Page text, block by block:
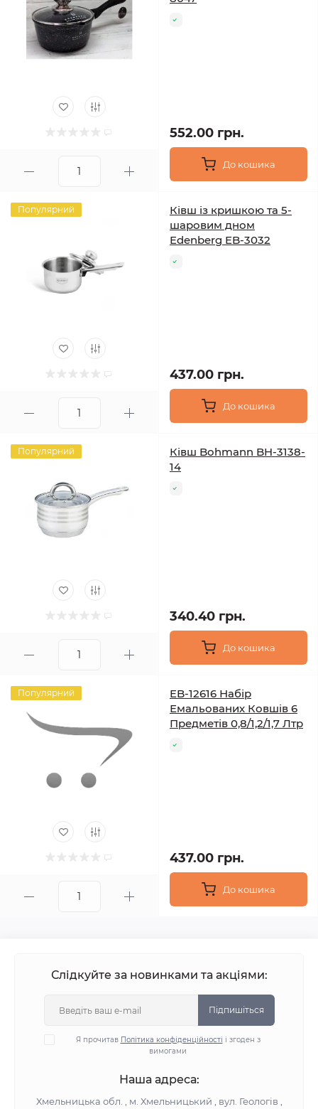
552.00 грн.
До кошика
Популярний
Ківш із кришкою та 5-
шаровим дном
Edenberg EB-3032
437.00 грн.
До кошика
Популярний
Ківш Bohmann BH-3138-
14
340.40 грн.
До кошика
Популярний
EB-12616 Набір
Емальованих Ковшів 6
Предметів 0,8/1,2/1,7 Лтр
437.00 грн.
До кошика
Слідкуйте за новинками та акціями:
Підпишіться
Я прочитав Політика конфіденційності і згоден з
вимогами
Наша адреса:
Хмельницька обл. , м. Хмельницький , вул. Геологів ,